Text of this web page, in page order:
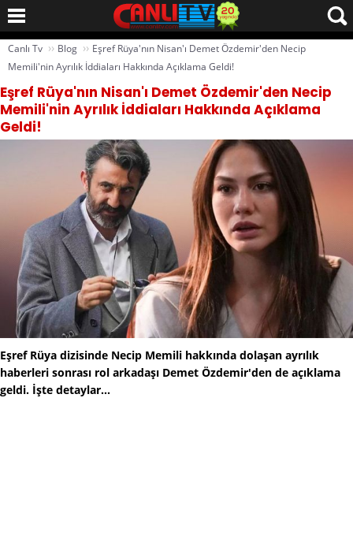
Canlı Tv ›› Blog ›› Eşref Rüya'nın Nisan'ı Demet Özdemir'den Necip
Memili'nin Ayrılık İddiaları Hakkında Açıklama Geldi!
Eşref Rüya'nın Nisan'ı Demet Özdemir'den Necip
Memili'nin Ayrılık İddiaları Hakkında Açıklama
Geldi!
Eşref Rüya dizisinde Necip Memili hakkında dolaşan ayrılık
haberleri sonrası rol arkadaşı Demet Özdemir'den de açıklama
geldi. İşte detaylar...